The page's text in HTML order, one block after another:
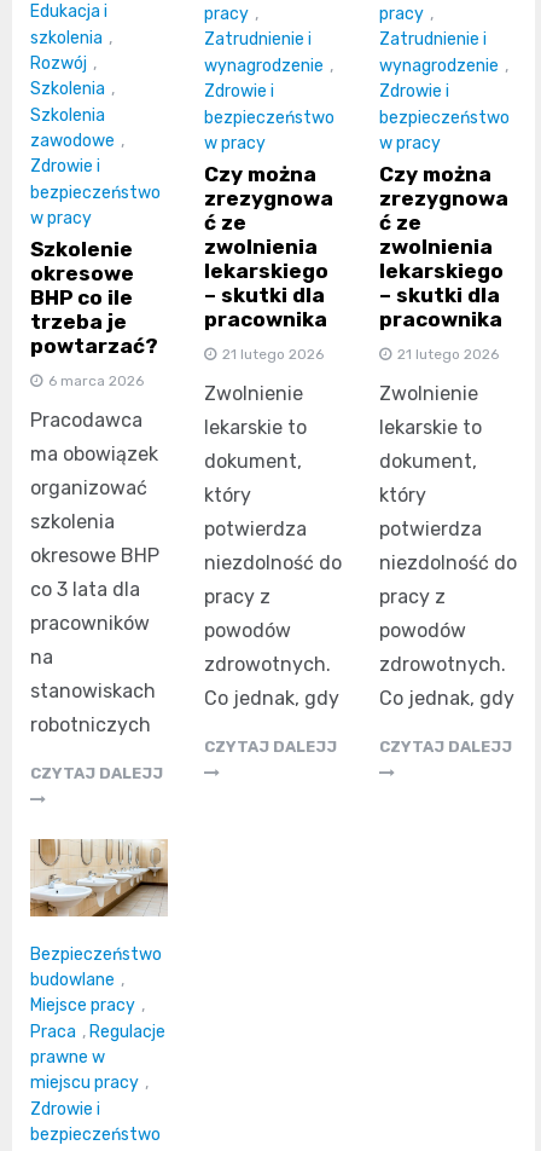
Edukacja i
szkolenia ,
Rozwój ,
Szkolenia ,
Szkolenia
zawodowe ,
Zdrowie i
bezpieczeństwo
w pracy
Szkolenie
okresowe
BHP co ile
trzeba je
powtarzać?
6 marca 2026
Pracodawca
ma obowiązek
organizować
szkolenia
okresowe BHP
co 3 lata dla
pracowników
na
stanowiskach
robotniczych
CZYTAJ DALEJJ
pracy ,
Zatrudnienie i
wynagrodzenie ,
Zdrowie i
bezpieczeństwo
w pracy
Czy można
zrezygnowa
ć ze
zwolnienia
lekarskiego
– skutki dla
pracownika
21 lutego 2026
Zwolnienie
lekarskie to
dokument,
który
potwierdza
niezdolność do
pracy z
powodów
zdrowotnych.
Co jednak, gdy
CZYTAJ DALEJJ
pracy ,
Zatrudnienie i
wynagrodzenie ,
Zdrowie i
bezpieczeństwo
w pracy
Czy można
zrezygnowa
ć ze
zwolnienia
lekarskiego
– skutki dla
pracownika
21 lutego 2026
Zwolnienie
lekarskie to
dokument,
który
potwierdza
niezdolność do
pracy z
powodów
zdrowotnych.
Co jednak, gdy
CZYTAJ DALEJJ
Bezpieczeństwo
budowlane ,
Miejsce pracy ,
Praca , Regulacje
prawne w
miejscu pracy ,
Zdrowie i
bezpieczeństwo